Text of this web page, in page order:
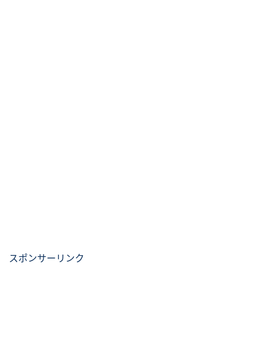
スポンサーリンク